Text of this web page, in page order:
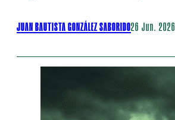
JUAN BAUTISTA GONZÁLEZ SABORIDO26 Jun. 2026